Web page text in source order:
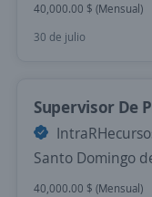
40,000.00 $ (Mensual)
30 de julio
Supervisor De
Santo Domingo
40,000.00 $ (Mensual)